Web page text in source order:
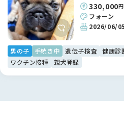
330,000
フォーン
2026/06/05
男の子 手続き中 遺伝子検査
健康診
ワクチン接種
親犬登録